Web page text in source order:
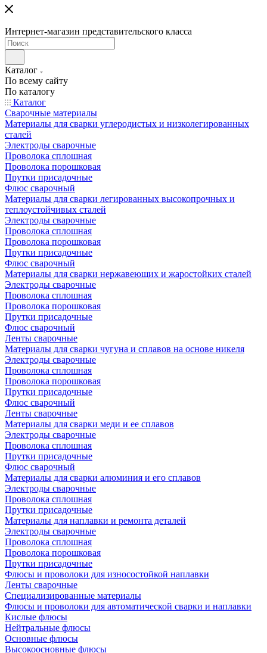
Интернет-магазин представительского класса
Каталог
По всему сайту
По каталогу
Каталог
Сварочные материалы
Материалы для сварки углеродистых и низколегированных
сталей
Электроды сварочные
Проволока сплошная
Проволока порошковая
Прутки присадочные
Флюс сварочный
Материалы для сварки легированных высокопрочных и
теплоустойчивых сталей
Электроды сварочные
Проволока сплошная
Проволока порошковая
Прутки присадочные
Флюс сварочный
Материалы для сварки нержавеющих и жаростойких сталей
Электроды сварочные
Проволока сплошная
Проволока порошковая
Прутки присадочные
Флюс сварочный
Ленты сварочные
Материалы для сварки чугуна и сплавов на основе никеля
Электроды сварочные
Проволока сплошная
Проволока порошковая
Прутки присадочные
Флюс сварочный
Ленты сварочные
Материалы для сварки меди и ее сплавов
Электроды сварочные
Проволока сплошная
Прутки присадочные
Флюс сварочный
Материалы для сварки алюминия и его сплавов
Электроды сварочные
Проволока сплошная
Прутки присадочные
Материалы для наплавки и ремонта деталей
Электроды сварочные
Проволока сплошная
Проволока порошковая
Прутки присадочные
Флюсы и проволоки для износостойкой наплавки
Ленты сварочные
Специализированные материалы
Флюсы и проволоки для автоматической сварки и наплавки
Кислые флюсы
Нейтральные флюсы
Основные флюсы
Высокоосновные флюсы